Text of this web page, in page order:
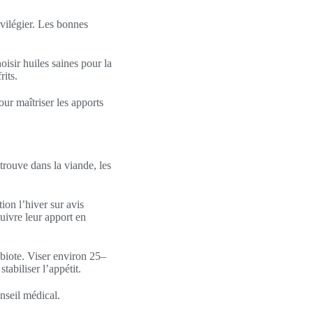
Les bonnes
huiles saines pour la
maîtriser les apports
dans la viande, les
l’hiver sur avis
leur apport en
Viser environ 25–
l’appétit.
médical.